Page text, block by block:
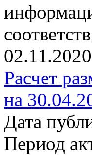
Расчет
на
Дата
Период